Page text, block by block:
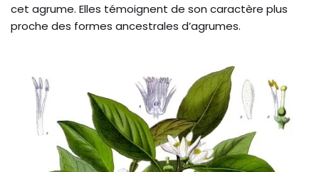
cet agrume. Elles témoignent de son caractère plus
proche des formes ancestrales d’agrumes.